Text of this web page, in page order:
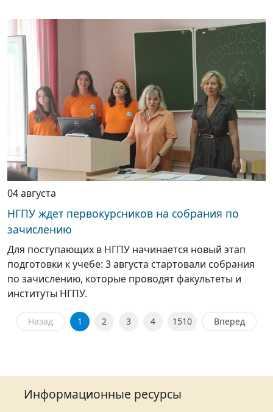
04 августа
НГПУ ждет первокурсников на собрания по
зачислению
Для поступающих в НГПУ начинается новый этап
подготовки к учебе: 3 августа стартовали собрания
по зачислению, которые проводят факультеты и
институты НГПУ.
Назад 1 2 3 4 1510 Вперед
Информационные ресурсы